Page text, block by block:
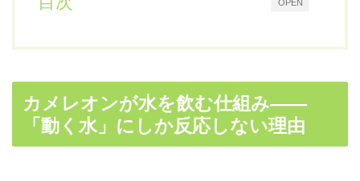
OPEN
カメレオンが水を飲む仕組み——
「動く水」にしか反応しない理由